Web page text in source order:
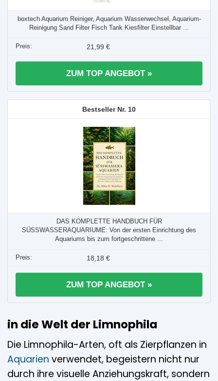
boxtech Aquarium Reiniger, Aquarium Wasserwechsel, Aquarium-
Reinigung Sand Filter Fisch Tank Kiesfilter Einstellbar ...
21,99 €
ZUM TOP ANGEBOT »
10
DAS KOMPLETTE HANDBUCH FÜR
SÜSSWASSERAQUARIUME: Von der ersten Einrichtung des
Aquariums bis zum fortgeschrittene ...
18,18 €
ZUM TOP ANGEBOT »
in die Welt der Limnophila
Die Limnophila-Arten, oft als Zierpflanzen in
Aquarien verwendet, begeistern nicht nur
durch ihre visuelle Anziehungskraft, sondern